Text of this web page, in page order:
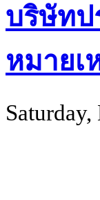
บริษัทป
หมายเ